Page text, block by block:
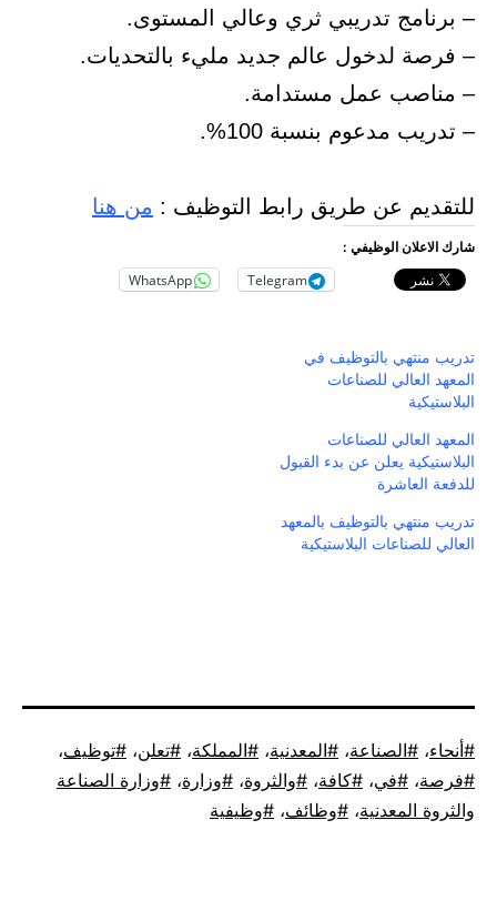
– برنامج تدريبي ثري وعالي المستوى.
– فرصة لدخول عالم جديد مليء بالتحديات.
– مناصب عمل مستدامة.
– تدريب مدعوم بنسبة 100%.
للتقديم عن طريق رابط التوظيف : من هنا
شارك الاعلان الوظيفي :
Telegram
WhatsApp
تدريب منتهي بالتوظيف في
المعهد العالي للصناعات
البلاستيكية
المعهد العالي للصناعات
البلاستيكية يعلن عن بدء القبول
للدفعة العاشرة
تدريب منتهي بالتوظيف بالمعهد
العالي للصناعات البلاستيكية
موسوم
كـ
أنحاء، الصناعة، المعدنية، المملكة، تعلن، توظيف،
فرصة، في، كافة، والثروة، وزارة،
وزارة الصناعة
والثروة المعدنية، وظائف، وظيفية